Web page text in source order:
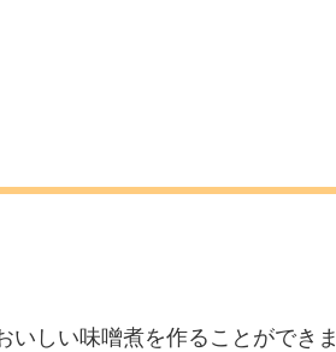
しい味噌煮を作ることができま